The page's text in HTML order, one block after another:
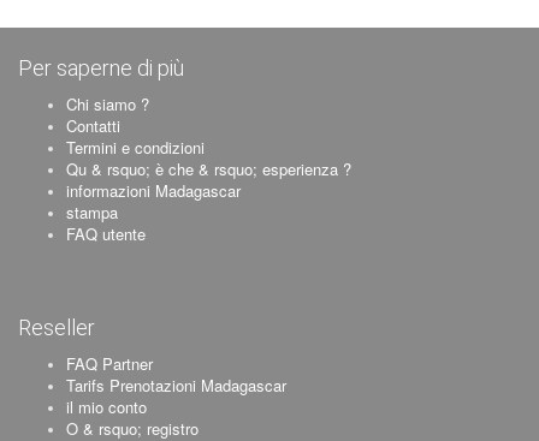
Per saperne di più
Chi siamo ?
Contatti
Termini e condizioni
Qu & rsquo; è che & rsquo; esperienza ?
informazioni Madagascar
stampa
FAQ utente
Reseller
FAQ Partner
Tarifs Prenotazioni Madagascar
il mio conto
O & rsquo; registro